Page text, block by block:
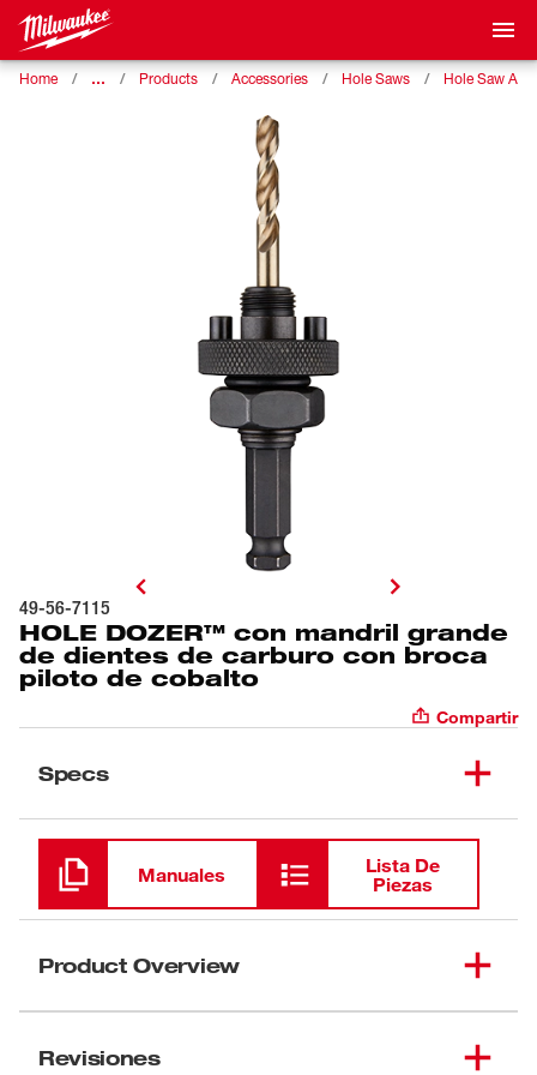
Home … Products Accessories Hole Saws Hole Saw
49-56-7115
HOLE DOZER™ con mandril grande
de dientes de carburo con broca
piloto de cobalto
Compartir
Specs
Cargando
Manuales
Lista De
Piezas
Product Overview
dientes de carburo con broca piloto de cobalto le
Revisiones